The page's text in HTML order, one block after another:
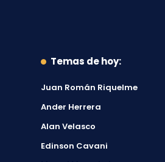
Temas de hoy:
Juan Román Riquelme
Ander Herrera
Alan Velasco
Edinson Cavani